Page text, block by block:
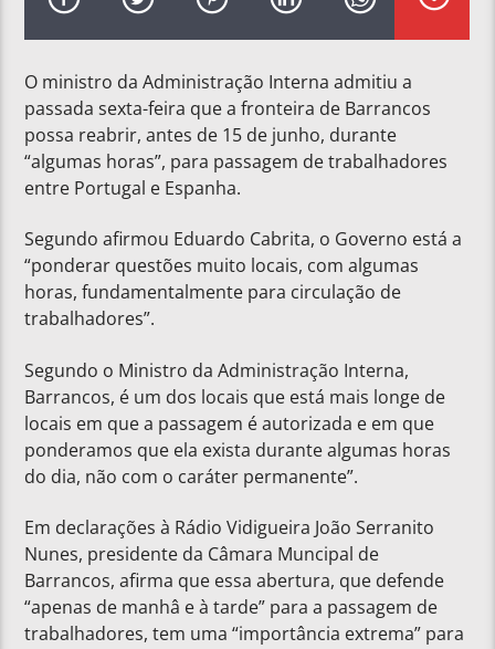
O ministro da Administração Interna admitiu a
passada sexta-feira que a fronteira de Barrancos
possa reabrir, antes de 15 de junho, durante
“algumas horas”, para passagem de trabalhadores
entre Portugal e Espanha.
Segundo afirmou Eduardo Cabrita, o Governo está a
“ponderar questões muito locais, com algumas
horas, fundamentalmente para circulação de
trabalhadores”.
Segundo o Ministro da Administração Interna,
Barrancos, é um dos locais que está mais longe de
locais em que a passagem é autorizada e em que
ponderamos que ela exista durante algumas horas
do dia, não com o caráter permanente”.
Em declarações à Rádio Vidigueira João Serranito
Nunes, presidente da Câmara Muncipal de
Barrancos, afirma que essa abertura, que defende
“apenas de manhâ e à tarde” para a passagem de
trabalhadores, tem uma “importância extrema” para